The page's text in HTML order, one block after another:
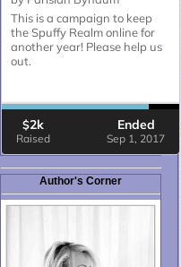
Author's Corner